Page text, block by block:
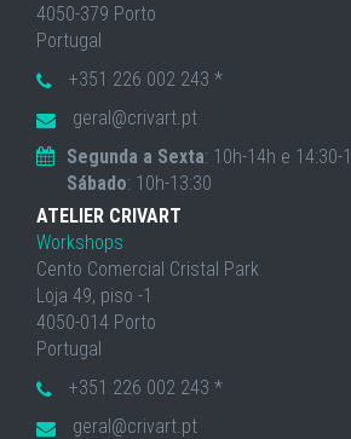
4050-379 Porto
Portugal
+351 226 002 243 *
geral@crivart.pt
Segunda a Sexta: 10h-14h e 14:30-
Sábado: 10h-13:30
ATELIER CRIVART
Workshops
Cento Comercial Cristal Park
Loja 49, piso -1
4050-014 Porto
Portugal
+351 226 002 243 *
geral@crivart.pt